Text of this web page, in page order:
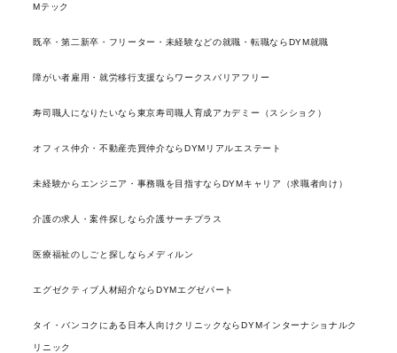
Mテック
既卒・第二新卒・フリーター・未経験などの就職・転職ならDYM就職
障がい者雇用・就労移行支援ならワークスバリアフリー
寿司職人になりたいなら東京寿司職人育成アカデミー（スシショク）
オフィス仲介・不動産売買仲介ならDYMリアルエステート
未経験からエンジニア・事務職を目指すならDYMキャリア（求職者向け）
介護の求人・案件探しなら介護サーチプラス
医療福祉のしごと探しならメディルン
エグゼクティブ人材紹介ならDYMエグゼパート
タイ・バンコクにある日本人向けクリニックならDYMインターナショナルク
リニック